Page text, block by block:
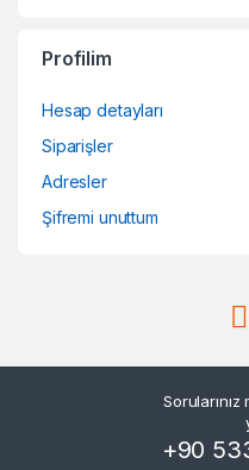
Profilim
Hesap detayları
Siparişler
Adresler
Şifremi unuttum
+90